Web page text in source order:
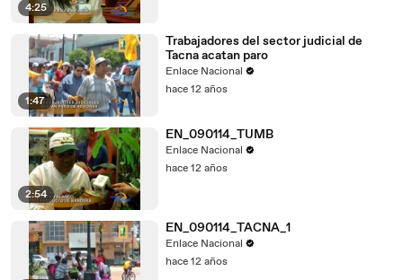
4:25
1:47
Trabajadores del sector judicial de
Tacna acatan paro
Enlace Nacional
hace 12 años
2:54
EN_090114_TUMB
Enlace Nacional
hace 12 años
EN_090114_TACNA_1
Enlace Nacional
hace 12 años